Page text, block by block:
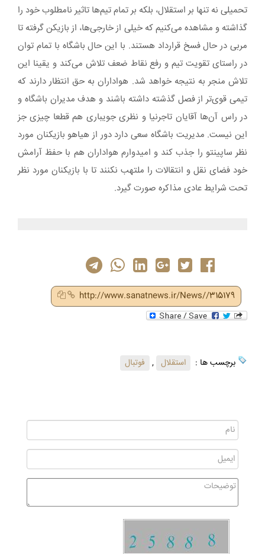
تحمیلی نه تنها بر استقلال، بلکه بر تمام تیم‌ها تاثیر نامطلوب خود را
گذاشته و مشاهده می‌کنیم که خیلی از خارجی‌ها، از بازیکن گرفته تا
مربی در حال فسخ قرارداد هستند. با این حال باشگاه با تمام توان
در راستای تقویت تیم و رفع نقاط ضعف تلاش می‌کند و یقینا این
تلاش منجر به نتیجه خواهد شد. هواداران به حق انتظار دارند که
تیمی قوی‌تر از فصل گذشته داشته باشند و هدف مدیران باشگاه و
در راس آن‌ها آقایان تاجرنیا و نظری جویباری هم قطعا چیزی جز
این نیست. مدیریت باشگاه سعی دارد دور از هیاهو بازیکنان مورد
نظر ساپینتو را جذب کند و امیدوارم هواداران هم با حفظ آرامش
خود فضای نقل و انتقالات را ملتهب نکنند تا با بازیکنان مورد نظر
تحت شرایط عادی مذاکره صورت گیرد.
http://www.sanatnews.ir/News//315179
برچسب ها : استقلال , فوتبال